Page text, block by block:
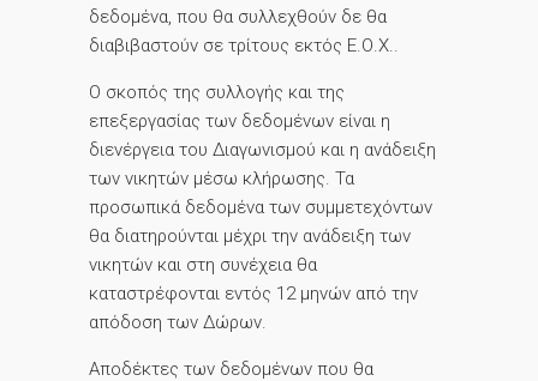
δεδομένα, που θα συλλεχθούν δε θα
διαβιβαστούν σε τρίτους εκτός Ε.Ο.Χ..
Ο σκοπός της συλλογής και της
επεξεργασίας των δεδομένων είναι η
διενέργεια του Διαγωνισμού και η ανάδειξη
των νικητών μέσω κλήρωσης. Τα
προσωπικά δεδομένα των συμμετεχόντων
θα διατηρούνται μέχρι την ανάδειξη των
νικητών και στη συνέχεια θα
καταστρέφονται εντός 12 μηνών από την
απόδοση των Δώρων.
Αποδέκτες των δεδομένων που θα